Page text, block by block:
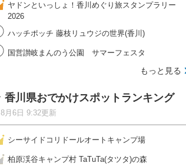
ヤドンといっしょ！香川めぐり旅スタンプラリー
2026
ハッチポッチ 藤枝リュウジの世界(香川)
国営讃岐まんのう公園 サマーフェスタ
もっと見る
香川県おでかけスポットランキング
8月6日 9:32更新
シーサイドコリドールオートキャンプ場
柏原渓谷キャンプ村 TaTuTa(タツタ)の森